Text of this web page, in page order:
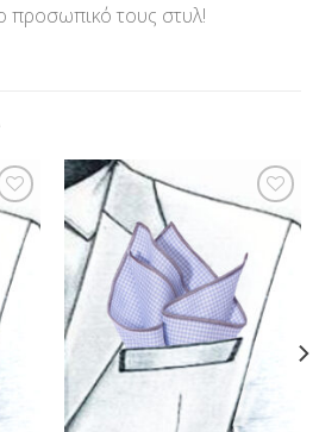
προσωπικό τους στυλ!
Προσθήκη
στη Λίστα
Επιθυμίας